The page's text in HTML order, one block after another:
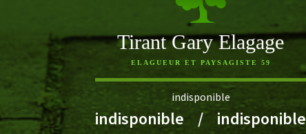
Tirant Gary Elagage
ELAGUEUR ET PAYSAGISTE 59
indisponible
indisponible / indisponible